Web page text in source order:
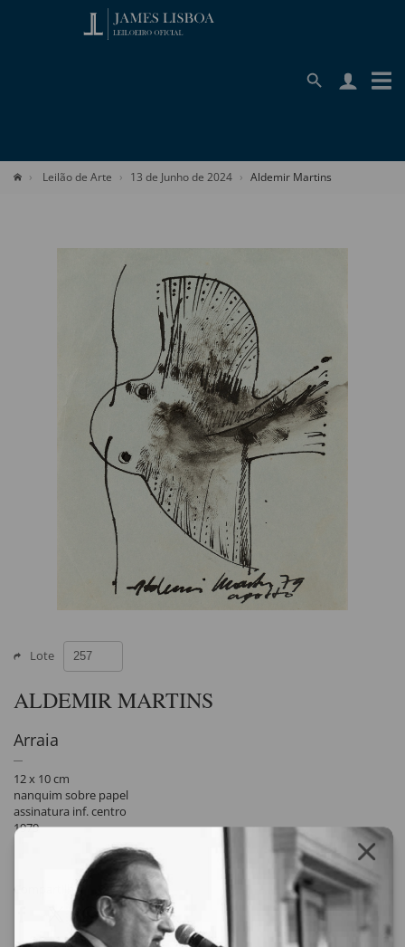
Leilão de Arte 13 de Junho de 2024 Aldemir Martins
Lote
ALDEMIR MARTINS
Arraia
12 x 10 cm
nanquim sobre papel
assinatura inf. centro
1979
Compartilhar